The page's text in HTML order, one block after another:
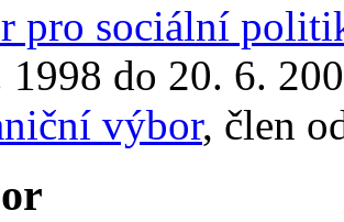
pro sociální
1998 do 20. 6.
výbor, člen